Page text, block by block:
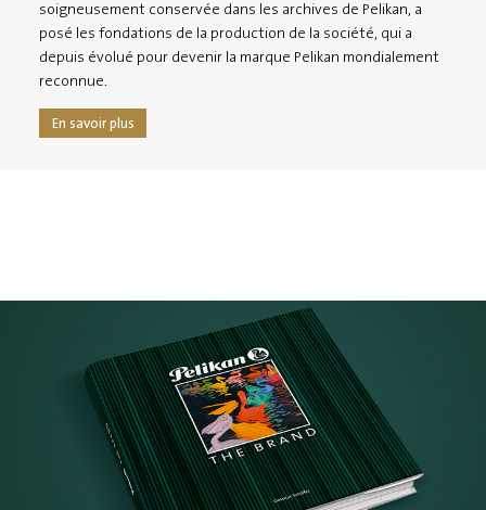
soigneusement conservée dans les archives de Pelikan, a
posé les fondations de la production de la société, qui a
depuis évolué pour devenir la marque Pelikan mondialement
reconnue.
En savoir plus